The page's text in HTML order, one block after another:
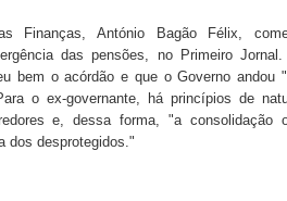
Finanças, António Bagão Félix,
das pensões, no Primeiro
bem o acórdão e que o Governo
o ex-governante, há princípios de
e, dessa forma, "a consolidação
dos desprotegidos."